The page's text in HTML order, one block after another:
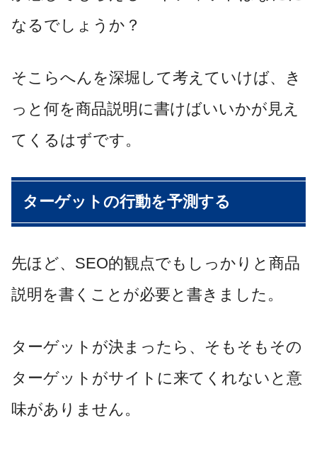
なるでしょうか？
そこらへんを深堀して考えていけば、き
っと何を商品説明に書けばいいかが見え
てくるはずです。
ターゲットの行動を予測する
先ほど、SEO的観点でもしっかりと商品
説明を書くことが必要と書きました。
ターゲットが決まったら、そもそもその
ターゲットがサイトに来てくれないと意
味がありません。